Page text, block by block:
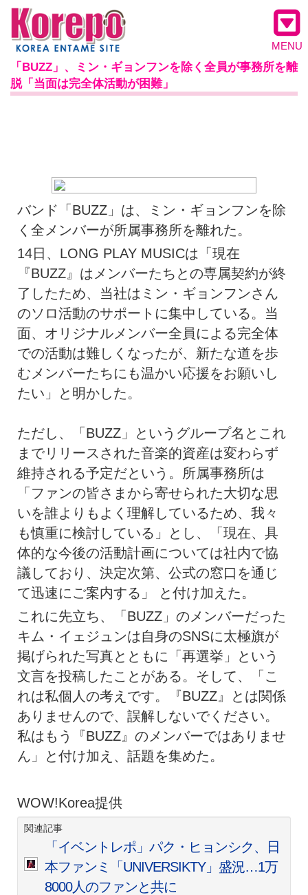
MENU
「BUZZ」、ミン・ギョンフンを除く全員が事務所を離
脱「当面は完全体活動が困難」
バンド「BUZZ」は、ミン・ギョンフンを除
く全メンバーが所属事務所を離れた。
14日、LONG PLAY MUSICは「現在
『BUZZ』はメンバーたちとの専属契約が終
了したため、当社はミン・ギョンフンさん
のソロ活動のサポートに集中している。当
面、オリジナルメンバー全員による完全体
での活動は難しくなったが、新たな道を歩
むメンバーたちにも温かい応援をお願いし
たい」と明かした。
ただし、「BUZZ」というグループ名とこれ
までリリースされた音楽的資産は変わらず
維持される予定だという。所属事務所は
「ファンの皆さまから寄せられた大切な思
いを誰よりもよく理解しているため、我々
も慎重に検討している」とし、「現在、具
体的な今後の活動計画については社内で協
議しており、決定次第、公式の窓口を通じ
て迅速にご案内する」 と付け加えた。
これに先立ち、「BUZZ」のメンバーだった
キム・イェジュンは自身のSNSに太極旗が
掲げられた写真とともに「再選挙」という
文言を投稿したことがある。そして、「こ
れは私個人の考えです。『BUZZ』とは関係
ありませんので、誤解しないでください。
私はもう『BUZZ』のメンバーではありませ
ん」と付け加え、話題を集めた。
WOW!Korea提供
関連記事
「イベントレポ」パク・ヒョンシク、日
本ファンミ「UNIVERSIKTY」盛況…1万
8000人のファンと共に